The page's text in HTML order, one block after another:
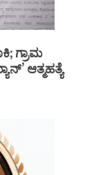
ಗ್ರಾಮ
ಆತ್ಮಹತ್ಯೆ